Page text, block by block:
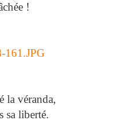
!
la véranda,
sa liberté.